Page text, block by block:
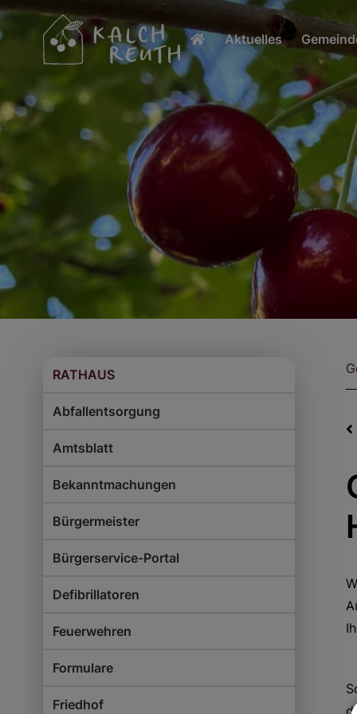
Aktuelles
RATHAUS
Abfallentsorgung
Amtsblatt
Bekanntmachungen
Bürgermeister
Bürgerservice-Portal
Defibrillatoren
Feuerwehren
Formulare
Friedhof